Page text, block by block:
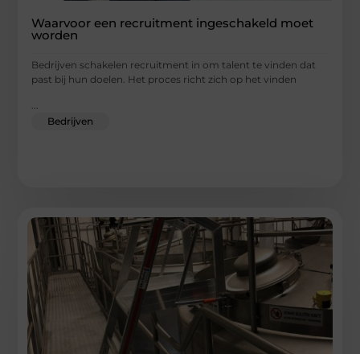
Waarvoor een recruitment ingeschakeld moet
worden
Bedrijven schakelen recruitment in om talent te vinden dat
past bij hun doelen. Het proces richt zich op het vinden
...
Bedrijven